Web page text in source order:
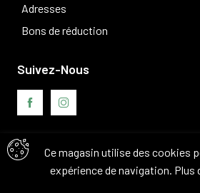
Adresses
Bons de réduction
Ce magasin utilise des cookies
expérience de navigation.
Suivez-Nous
Avis clients